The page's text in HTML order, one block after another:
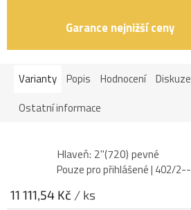
Garance nejnižší ceny
Varianty Popis Hodnocení Diskuze
Ostatní informace
Hlaveň: 2"(720) pevné
Pouze pro přihlášené| 402/2--
11 111,54 Kč / ks